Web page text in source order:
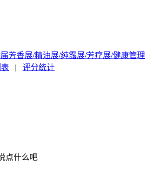
芳香展/精油展/纯露展/芳疗展/健康管理
| 评分统计
点什么吧